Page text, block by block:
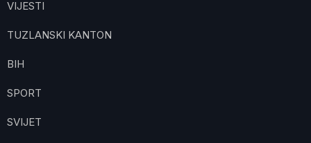
VIJESTI
TUZLANSKI KANTON
BIH
SPORT
SVIJET